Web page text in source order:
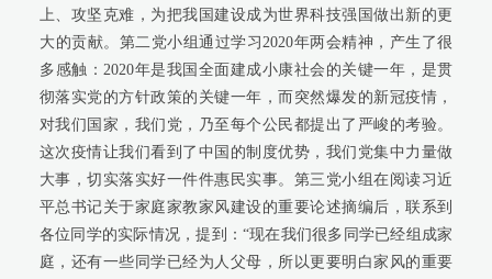
上、攻坚克难，为把我国建设成为世界科技强国做出新的更
大的贡献。第二党小组通过学习 2020年两会精神，产生了很
多感触： 2020年是我国全面建成小康社会的关键一年，是贯
彻落实党的方针政策的关键一年，而突然爆发的新冠疫情，
对我们国家，我们党，乃至每个公民都提出了严峻的考验。
这次疫情让我们看到了中国的制度优势，我们党集中力量做
大事，切实落实好一件件惠民实事。第三党小组在阅读习近
平总书记关于家庭家教家风建设的重要论述摘编后，联系到
各位同学的实际情况，提到：“现在我们很多同学已经组成家
庭，还有一些同学已经为人父母，所以更要明白家风的重要